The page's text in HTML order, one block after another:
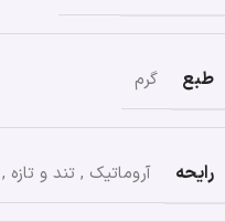
طبع گرم
رایحه آروماتیک , تند و تازه ,